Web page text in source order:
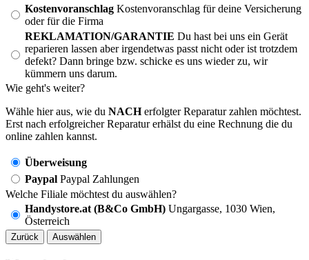
Kostenvoranschlag Kostenvoranschlag für deine Versicherung
oder für die Firma
REKLAMATION/GARANTIE Du hast bei uns ein Gerät
reparieren lassen aber irgendetwas passt nicht oder ist trotzdem
defekt? Dann bringe bzw. schicke es uns wieder zu, wir
kümmern uns darum.
Wie geht's weiter?
Wähle hier aus, wie du NACHerfolgter Reparatur zahlen möchtest.
Erst nach erfolgreicher Reparatur erhälst du eine Rechnung die du
online zahlen kannst.
Überweisung
Paypal Paypal Zahlungen
Welche Filiale möchtest du auswählen?
Handystore.at (B&Co GmbH) Ungargasse, 1030 Wien,
Österreich
Zurück Auswählen